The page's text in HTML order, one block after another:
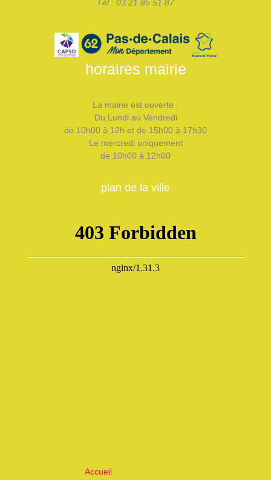
Tél : 03 21 95 51 87
horaires mairie
La mairie est ouverte :
Du Lundi au Vendredi
de 10h00 à 12h et de 15h00 à 17h30
Le mercredi uniquement
de 10h00 à 12h00
plan de la ville
Accueil